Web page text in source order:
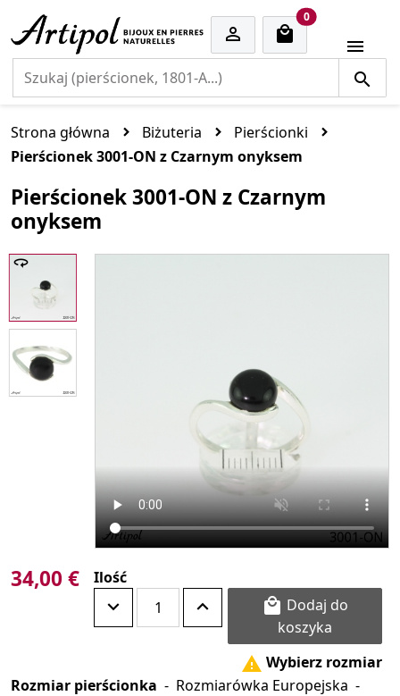

0cart items

Strona główna Biżuteria
Pierścionki
Pierścionek 3001-ON z Czarnym onyksem
Pierścionek 3001-ON z Czarnym
onyksem
34,00 € Ilość

koszyka
 Wybierz rozmiar
Rozmiar pierścionka - Rozmiarówka Europejska -